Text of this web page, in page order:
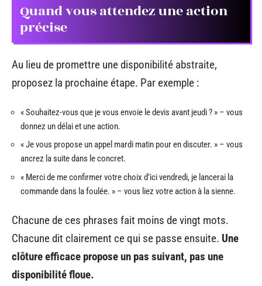
Quand vous attendez une action
précise
Au lieu de promettre une disponibilité abstraite,
proposez la prochaine étape. Par exemple :
« Souhaitez-vous que je vous envoie le devis avant jeudi ? » – vous
donnez un délai et une action.
« Je vous propose un appel mardi matin pour en discuter. » – vous
ancrez la suite dans le concret.
« Merci de me confirmer votre choix d’ici vendredi, je lancerai la
commande dans la foulée. » – vous liez votre action à la sienne.
Chacune de ces phrases fait moins de vingt mots.
Chacune dit clairement ce qui se passe ensuite. Une
clôture efficace propose un pas suivant, pas une
disponibilité floue.